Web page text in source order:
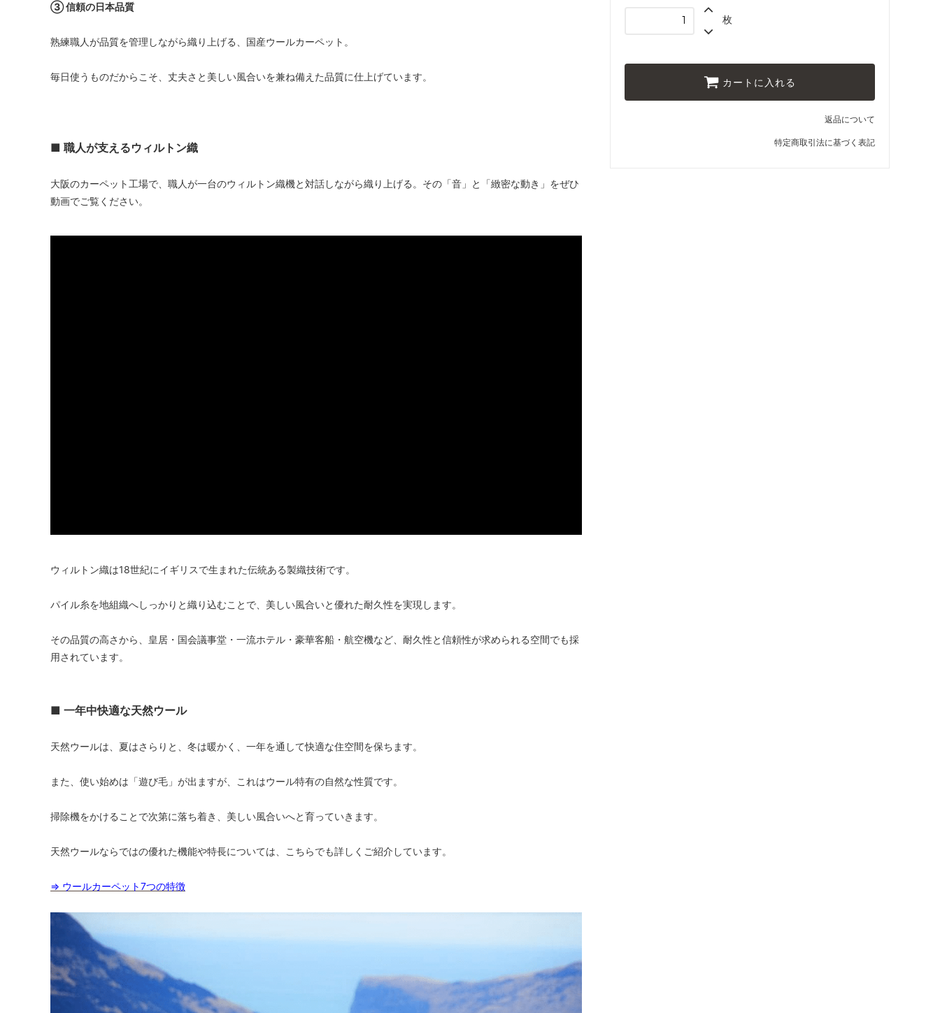
枚
カートに入れる
返品について
特定商取引法に基づく表記
③ 信頼の日本品質
熟練職人が品質を管理しながら織り上げる、国産ウールカーペット。
毎日使うものだからこそ、丈夫さと美しい風合いを兼ね備えた品質に仕上げています。
■ 職人が支えるウィルトン織
大阪のカーペット工場で、職人が一台のウィルトン織機と対話しながら織り上げる。その「音」と「緻密な動き」をぜひ
動画でご覧ください。
ウィルトン織は18世紀にイギリスで生まれた伝統ある製織技術です。
パイル糸を地組織へしっかりと織り込むことで、美しい風合いと優れた耐久性を実現します。
その品質の高さから、皇居・国会議事堂・一流ホテル・豪華客船・航空機など、耐久性と信頼性が求められる空間でも採
用されています。
■ 一年中快適な天然ウール
天然ウールは、夏はさらりと、冬は暖かく、一年を通して快適な住空間を保ちます。
また、使い始めは「遊び毛」が出ますが、これはウール特有の自然な性質です。
掃除機をかけることで次第に落ち着き、美しい風合いへと育っていきます。
天然ウールならではの優れた機能や特長については、こちらでも詳しくご紹介しています。
⇒ ウールカーペット7つの特徴